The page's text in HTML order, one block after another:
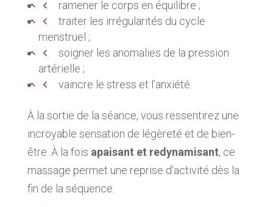
ramener le corps en équilibre ;
traiter les irrégularités du cycle
menstruel ;
soigner les anomalies de la pression
artérielle ;
vaincre le stress et l’anxiété.
À la sortie de la séance, vous ressentirez une
incroyable sensation de légèreté et de bien-
être. À la fois apaisant et redynamisant, ce
massage permet une reprise d’activité dès la
fin de la séquence.